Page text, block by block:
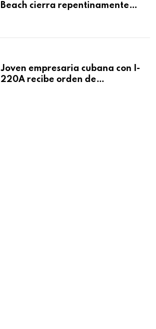
Beach cierra repentinamente
Joven empresaria cubana con I-
220A recibe orden de